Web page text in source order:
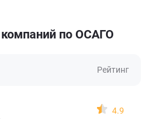
по ОСАГО
Рейтинг
4.9